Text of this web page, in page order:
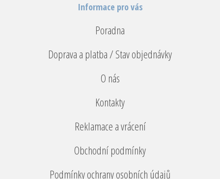
Informace pro vás
Poradna
Doprava a platba / Stav objednávky
O nás
Kontakty
Reklamace a vrácení
Obchodní podmínky
Podmínky ochrany osobních údajů